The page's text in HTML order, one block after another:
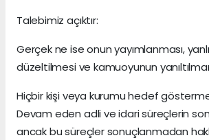
Talebimiz açıktır:
Gerçek ne ise onun yayımlanması,
düzeltilmesi ve kamuoyunun
Hiçbir kişi veya kurumu hedef
Devam eden adli ve idari süreçlerin
ancak bu süreçler sonuçlanmadan